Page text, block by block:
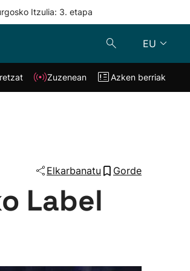
Itzulia: 3. etapa
EU
Klisk Zuzenean
Zuzenean Azken berriak
Elkarbanatu Gorde
Label